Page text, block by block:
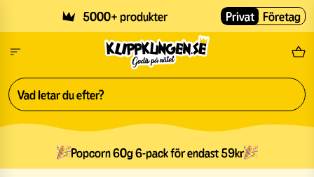
5000+ produkter Fri
Privat Företag
Popcorn 60g 6-pack för endast 59kr